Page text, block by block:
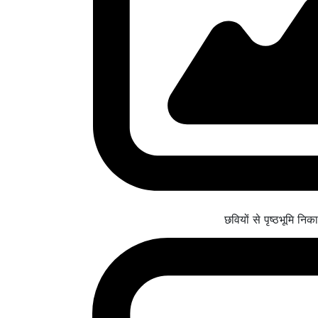
छवियों से पृष्ठभूमि